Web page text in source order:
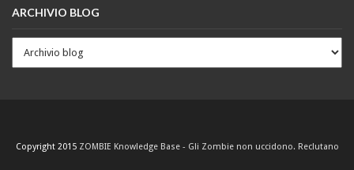
ARCHIVIO BLOG
Copyright 2015 ZOMBIE Knowledge Base - Gli Zombie non uccidono. Reclutano